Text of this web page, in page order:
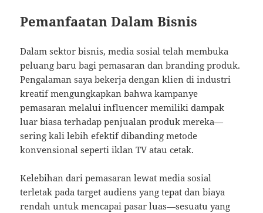
Pemanfaatan Dalam Bisnis
Dalam sektor bisnis, media sosial telah membuka
peluang baru bagi pemasaran dan branding produk.
Pengalaman saya bekerja dengan klien di industri
kreatif mengungkapkan bahwa kampanye
pemasaran melalui influencer memiliki dampak
luar biasa terhadap penjualan produk mereka—
sering kali lebih efektif dibanding metode
konvensional seperti iklan TV atau cetak.
Kelebihan dari pemasaran lewat media sosial
terletak pada target audiens yang tepat dan biaya
rendah untuk mencapai pasar luas—sesuatu yang